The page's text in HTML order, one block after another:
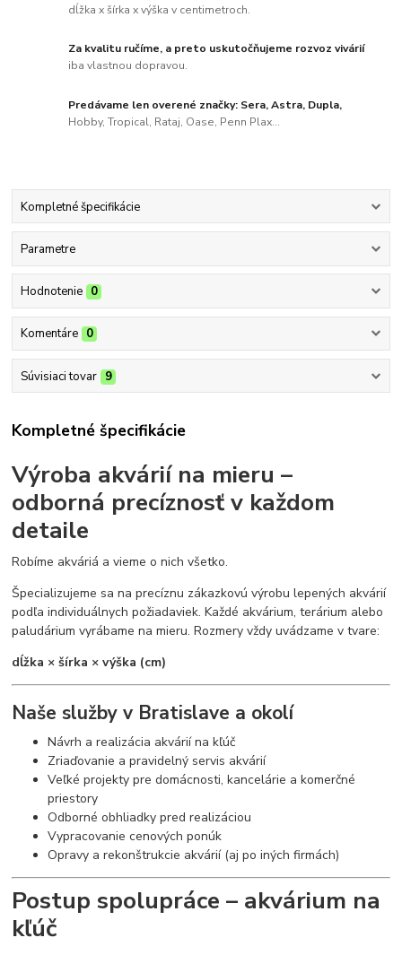
dĺžka x šírka x výška v centimetroch.
Za kvalitu ručíme, a preto uskutočňujeme rozvoz vivárií
iba vlastnou dopravou.
Predávame len overené značky: Sera, Astra, Dupla,
Hobby, Tropical, Rataj, Oase, Penn Plax...
Kompletné špecifikácie
Parametre
Hodnotenie 0
Komentáre 0
Súvisiaci tovar 9
Kompletné špecifikácie
Výroba akvárií na mieru –
odborná precíznosť v každom
detaile
Robíme akváriá a vieme o nich všetko.
Špecializujeme sa na precíznu zákazkovú výrobu lepených akvárií
podľa individuálnych požiadaviek. Každé akvárium, terárium alebo
paludárium vyrábame na mieru. Rozmery vždy uvádzame v tvare:
dĺžka × šírka × výška (cm)
Naše služby v Bratislave a okolí
Návrh a realizácia akvárií na kľúč
Zriaďovanie a pravidelný servis akvárií
Veľké projekty pre domácnosti, kancelárie a komerčné
priestory
Odborné obhliadky pred realizáciou
Vypracovanie cenových ponúk
Opravy a rekonštrukcie akvárií (aj po iných firmách)
Postup spolupráce – akvárium na
kľúč